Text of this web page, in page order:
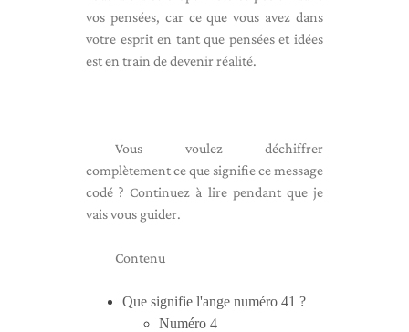
vos pensées, car ce que vous avez dans
votre esprit en tant que pensées et idées
est en train de devenir réalité.
Vous voulez déchiffrer
complètement ce que signifie ce message
codé ? Continuez à lire pendant que je
vais vous guider.
Contenu
Que signifie l'ange numéro 41 ?
Numéro 4